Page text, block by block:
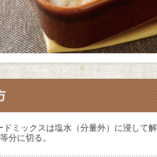
ドミックスは塩水（分量外）に浸して
分に切る。